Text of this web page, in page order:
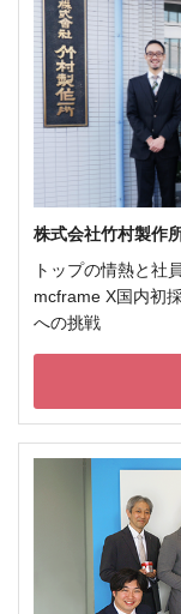
株式会社竹村製作
トップの情熱と社
mcframe X国内初
への挑戦